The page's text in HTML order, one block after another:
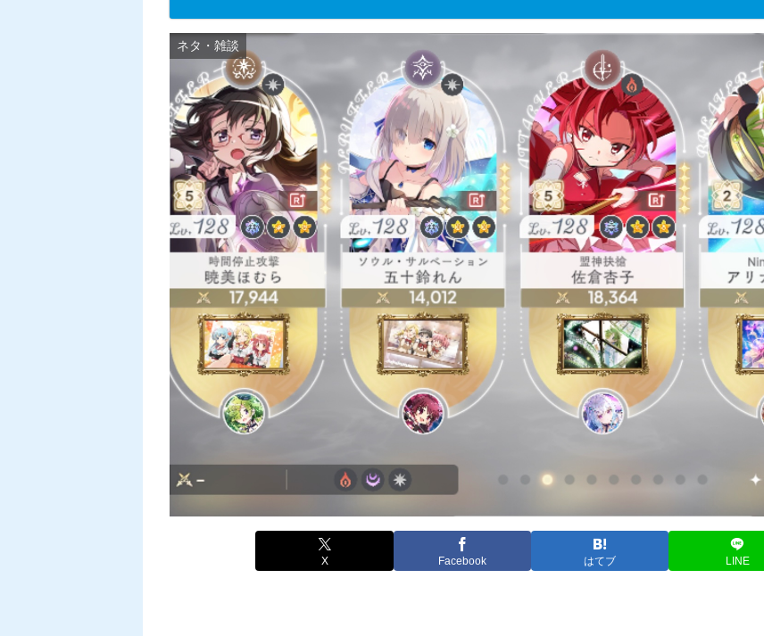
ネタ・雑談
X Facebook はてブ LINE